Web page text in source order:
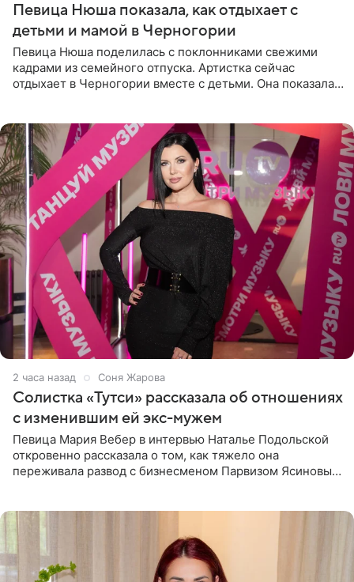
Певица Нюша показала, как отдыхает с
детьми и мамой в Черногории
Певица Нюша поделилась с поклонниками свежими
кадрами из семейного отпуска. Артистка сейчас
отдыхает в Черногории вместе с детьми. Она показала,
2 часа назад Соня Жарова
Солистка «Тутси» рассказала об отношениях
с изменившим ей экс-мужем
Певица Мария Вебер в интервью Наталье Подольской
откровенно рассказала о том, как тяжело она
переживала развод с бизнесменом Парвизом Ясиновым.